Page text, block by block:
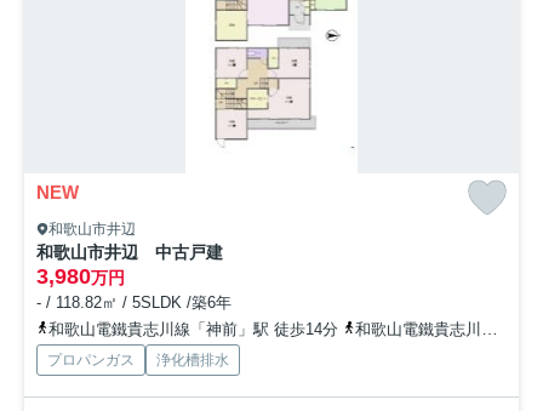
NEW
和歌山市井辺
和歌山市井辺 中古戸建
3,980万円
- / 118.82㎡ / 5SLDK /築6年
和歌山電鐵貴志川線「神前」駅 徒歩14分
和歌山電鐵貴志川線「竈山」駅 徒歩24分
プロパンガス 浄化槽排水